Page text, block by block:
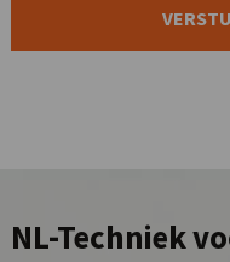
zijn
NL-Techniek